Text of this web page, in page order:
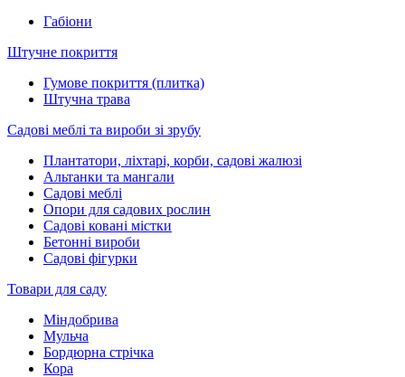
Габіони
Штучне покриття
Гумове покриття (плитка)
Штучна трава
Садові меблі та вироби зі зрубу
Плантатори, ліхтарі, корби, садові жалюзі
Альтанки та мангали
Садові меблі
Опори для садових рослин
Садові ковані містки
Бетонні вироби
Садові фігурки
Товари для саду
Міндобрива
Мульча
Бордюрна стрічка
Кора